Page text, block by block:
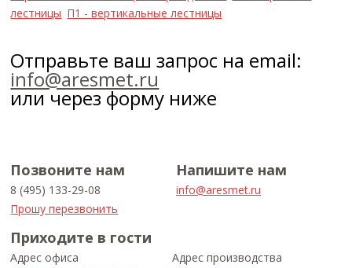
лестницы П1 - вертикальные лестницы
Отправьте ваш запрос на email:
info@aresmet.ru
или через форму ниже
Позвоните нам
8 (495) 133-29-08
Прошу перезвонить
Напишите нам
info@aresmet.ru
Приходите в гости
Адрес офиса
Адрес производства